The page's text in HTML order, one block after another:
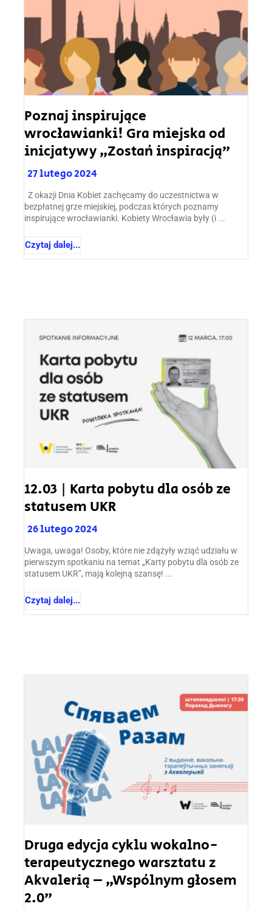
Poznaj inspirujące
wrocławianki! Gra miejska od
inicjatywy „Zostań inspiracją”
27 lutego 2024
Z okazji Dnia Kobiet zachęcamy do uczestnictwa w
bezpłatnej grze miejskiej, podczas których poznamy
inspirujące wrocławianki. Kobiety Wrocławia były (i ...
Czytaj dalej...
12.03 | Karta pobytu dla osób ze
statusem UKR
26 lutego 2024
Uwaga, uwaga! Osoby, które nie zdążyły wziąć udziału w
pierwszym spotkaniu na temat „Karty pobytu dla osób ze
statusem UKR”, mają kolejną szansę! ...
Czytaj dalej...
Druga edycja cyklu wokalno-
terapeutycznego warsztatu z
Akvalerią – „Wspólnym głosem
2.0”